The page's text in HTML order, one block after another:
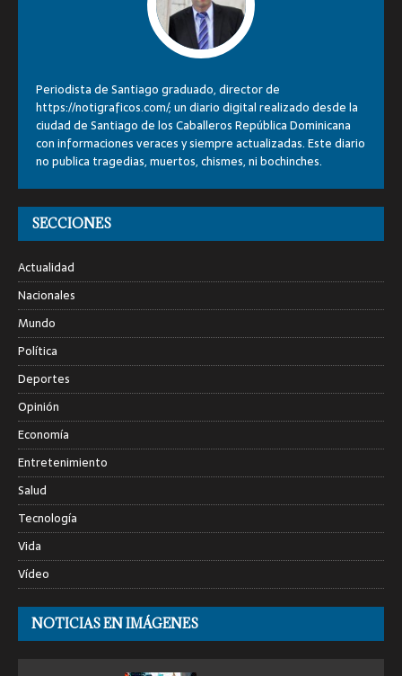
Periodista de Santiago graduado, director de
https://notigraficos.com/; un diario digital realizado desde la
ciudad de Santiago de los Caballeros República Dominicana
con informaciones veraces y siempre actualizadas. Este diario
no publica tragedias, muertos, chismes, ni bochinches.
SECCIONES
Actualidad
Nacionales
Mundo
Política
Deportes
Opinión
Economía
Entretenimiento
Salud
Tecnología
Vida
Vídeo
NOTICIAS EN IMÁGENES